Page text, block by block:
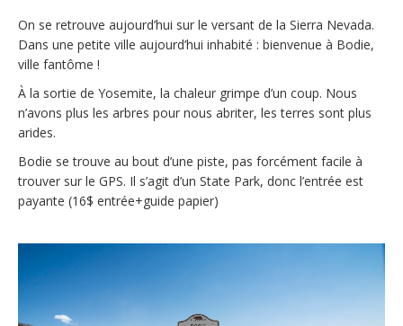
On se retrouve aujourd’hui sur le versant de la Sierra Nevada.
Dans une petite ville aujourd’hui inhabité : bienvenue à Bodie,
ville fantôme !
À la sortie de Yosemite, la chaleur grimpe d’un coup. Nous
n’avons plus les arbres pour nous abriter, les terres sont plus
arides.
Bodie se trouve au bout d’une piste, pas forcément facile à
trouver sur le GPS. Il s’agit d’un State Park, donc l’entrée est
payante (16$ entrée+guide papier)